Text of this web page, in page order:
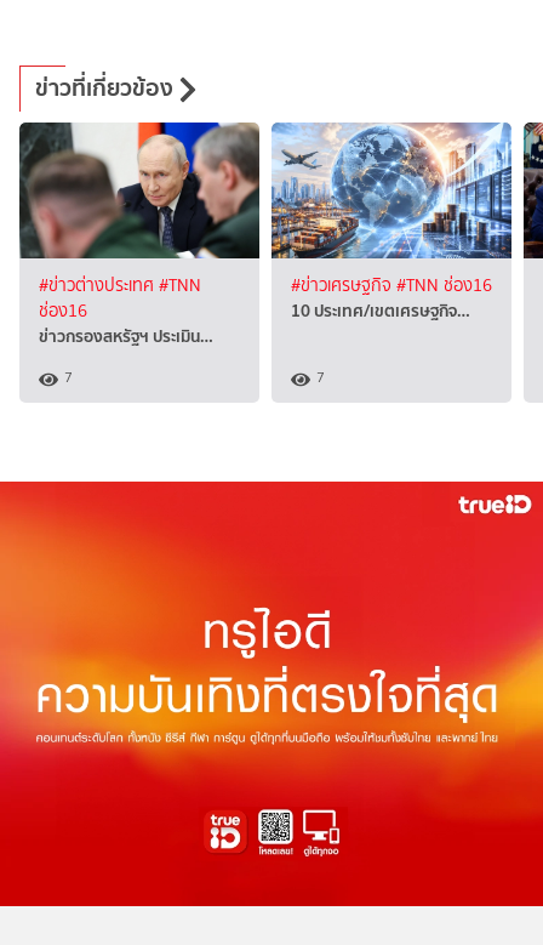
ข่าวที่เกี่ยวข้อง
#ข่าวต่างประเทศ #TNN
ช่อง16
ข่าวกรองสหรัฐฯ ประเมิน…
7
#ข่าวเศรษฐกิจ #TNN ช่อง16
10 ประเทศ/เขตเศรษฐกิจ…
7